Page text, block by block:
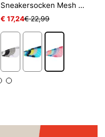
Sneakersocken Mesh Ventilation
€ 17,24€ 22,99